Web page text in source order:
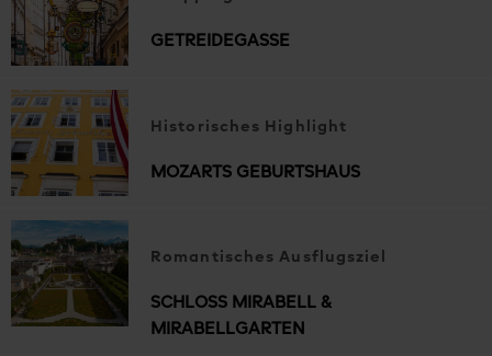
GETREIDEGASSE
Historisches Highlight
MOZARTS GEBURTSHAUS
Romantisches Ausflugsziel
SCHLOSS MIRABELL &
MIRABELLGARTEN